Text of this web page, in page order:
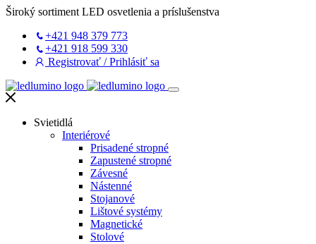
Široký sortiment LED osvetlenia a príslušenstva
+421 948 379 773
+421 918 599 330
Registrovať /Prihlásiť sa
Svietidlá
Interiérové
Prisadené stropné
Zapustené stropné
Závesné
Nástenné
Stojanové
Lištové systémy
Magnetické
Stolové